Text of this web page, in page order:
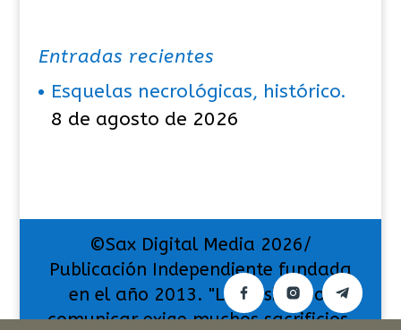
Entradas recientes
Esquelas necrológicas, histórico.
8 de agosto de 2026
©Sax Digital Media 2026/
Publicación Independiente fundada
en el año 2013. "La pasión por
comunicar exige muchos sacrificios,